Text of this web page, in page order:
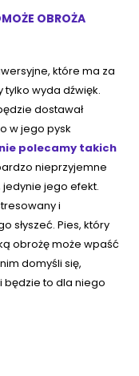
OBROŻA
które ma za
wyda dźwięk.
dostawał
w jego pysk
polecamy takich
nieprzyjemne
jedynie jego efekt.
i
słyszeć. Pies, który
obrożę może wpaść
domyśli się,
to dla niego